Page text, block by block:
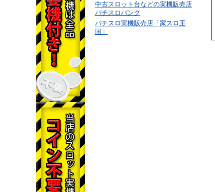
中古スロット台などの実機販売店
パチスロバンク
パチスロ実機販売店「家スロ王
国」